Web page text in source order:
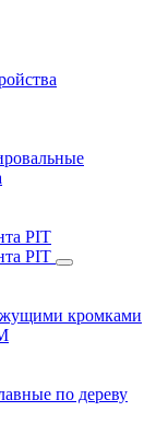
PIT
PIT
кромками
по дереву